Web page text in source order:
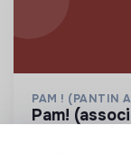
PAM ! (PANTIN
pam! (association pour un droit à l’emploi à